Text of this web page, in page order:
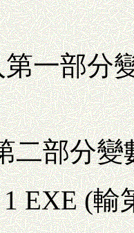
一部分
二部分
EXE (